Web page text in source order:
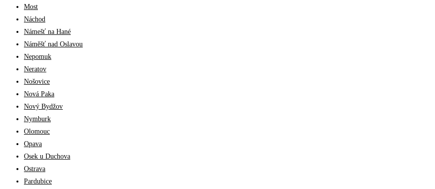
Most
Náchod
Námešť na Hané
Náměšť nad Oslavou
Nepomuk
Neratov
Nošovice
Nová Paka
Nový Bydžov
Nymburk
Olomouc
Opava
Osek u Duchova
Ostrava
Pardubice